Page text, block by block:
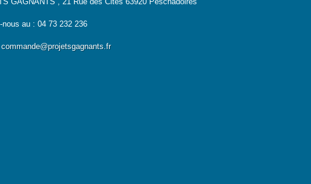
nous au : 04 73 232 236
commande@projetsgagnants.fr